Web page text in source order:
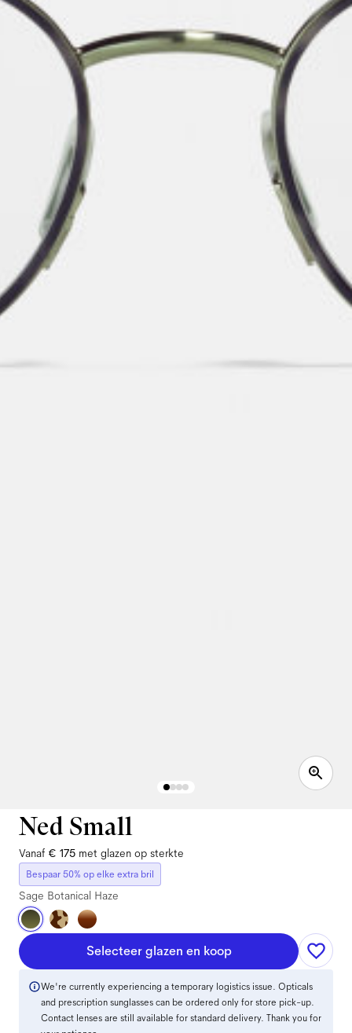
Ned Small
Vanaf € 175 met glazen op sterkte
Bespaar 50% op elke extra bril
Sage Botanical Haze
Selecteer glazen en koop
We're currently experiencing a temporary logistics issue. Opticals
and prescription sunglasses can be ordered only for store pick-up.
Contact lenses are still available for standard delivery. Thank you for